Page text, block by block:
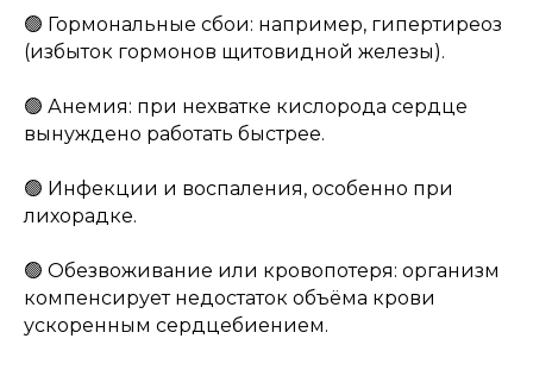
🟢 Гормональные сбои: например, гипертиреоз
(избыток гормонов щитовидной железы).
🟢 Анемия: при нехватке кислорода сердце
вынуждено работать быстрее.
🟢 Инфекции и воспаления, особенно при
лихорадке.
🟢 Обезвоживание или кровопотеря: организм
компенсирует недостаток объёма крови
ускоренным сердцебиением.